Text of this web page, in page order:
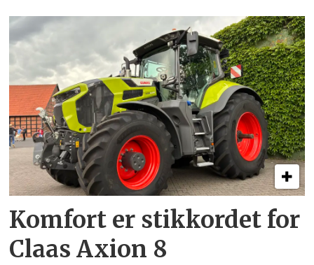
Komfort er stikkordet for
Claas Axion 8